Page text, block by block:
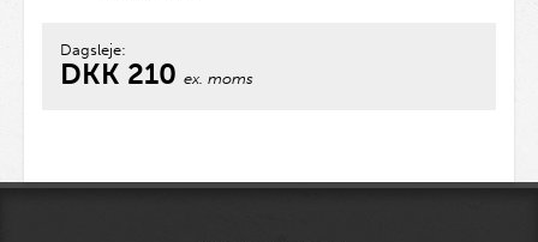
Dagsleje:
DKK 210 ex. moms